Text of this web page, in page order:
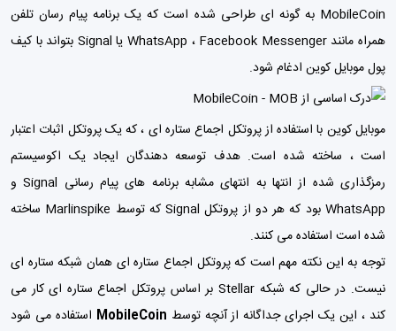
MobileCoin به گونه ای طراحی شده است که یک برنامه پیام رسان تلفن
همراه مانند WhatsApp ، Facebook Messenger یا Signal بتواند با کیف
پول موبایل کوین ادغام شود.
موبایل کوین با استفاده از پروتکل اجماع ستاره ای ، که یک پروتکل اثبات اعتبار
است ، ساخته شده است. هدف توسعه دهندگان ایجاد یک اکوسیستم
رمزگذاری شده از انتها به انتهای مشابه برنامه های پیام رسانی Signal و
WhatsApp بود که هر دو از پروتکل Signal که توسط Marlinspike ساخته
شده است استفاده می کنند.
توجه به این نکته مهم است که پروتکل اجماع ستاره ای همان شبکه ستاره ای
نیست. در حالی که شبکه Stellar بر اساس پروتکل اجماع ستاره ای کار می
کند ، این یک اجرای جداگانه از آنچه توسط MobileCoin استفاده می شود